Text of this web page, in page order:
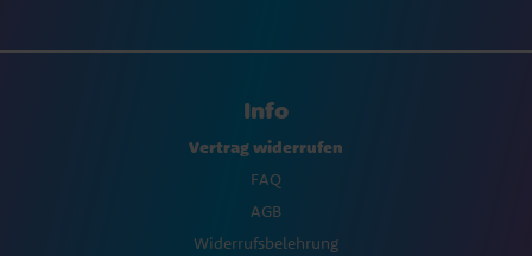
Info
Vertrag widerrufen
FAQ
AGB
Widerrufsbelehrung